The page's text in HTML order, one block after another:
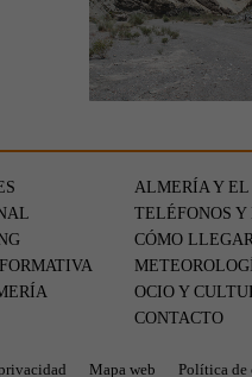
ALMERÍA Y EL
TELÉFONOS Y
CÓMO
OCIO Y
CONTACTO
Mapa web Política de